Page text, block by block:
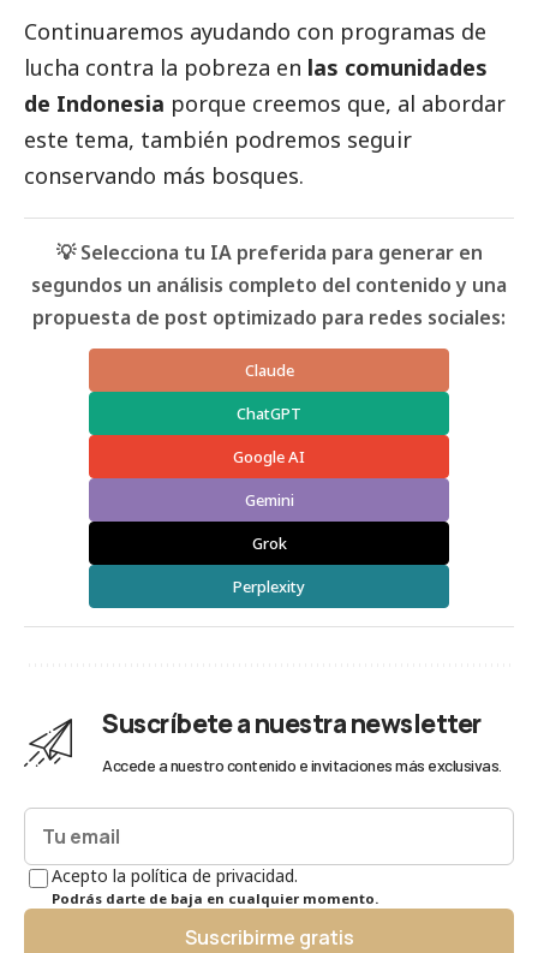
Continuaremos ayudando con programas de
lucha contra la pobreza en las comunidades
de Indonesia porque creemos que, al abordar
este tema, también podremos seguir
conservando más bosques.
💡 Selecciona tu IA preferida para generar en
segundos un análisis completo del contenido y una
propuesta de post optimizado para redes sociales:
Claude
ChatGPT
Google AI
Gemini
Grok
Perplexity
Suscríbete a nuestra newsletter
Accede a nuestro contenido e invitaciones más exclusivas.
Acepto la política de privacidad.
Podrás darte de baja en cualquier momento.
Suscribirme gratis